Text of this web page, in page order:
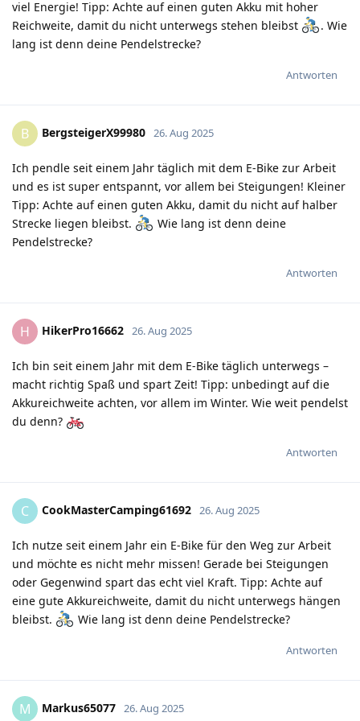
viel Energie! Tipp: Achte auf einen guten Akku mit hoher
Reichweite, damit du nicht unterwegs stehen bleibst
. Wie
lang ist denn deine Pendelstrecke?
Antworten
B BergsteigerX99980 26. Aug 2025
Ich pendle seit einem Jahr täglich mit dem E-Bike zur Arbeit
und es ist super entspannt, vor allem bei Steigungen! Kleiner
Tipp: Achte auf einen guten Akku, damit du nicht auf halber
Strecke liegen bleibst.
Wie lang ist denn deine
Pendelstrecke?
Antworten
H HikerPro16662 26. Aug 2025
Ich bin seit einem Jahr mit dem E-Bike täglich unterwegs –
macht richtig Spaß und spart Zeit! Tipp: unbedingt auf die
Akkureichweite achten, vor allem im Winter. Wie weit pendelst
du denn?
Antworten
C CookMasterCamping61692 26. Aug 2025
Ich nutze seit einem Jahr ein E-Bike für den Weg zur Arbeit
und möchte es nicht mehr missen! Gerade bei Steigungen
oder Gegenwind spart das echt viel Kraft. Tipp: Achte auf
eine gute Akkureichweite, damit du nicht unterwegs hängen
bleibst.
Wie lang ist denn deine Pendelstrecke?
Antworten
M Markus65077 26. Aug 2025